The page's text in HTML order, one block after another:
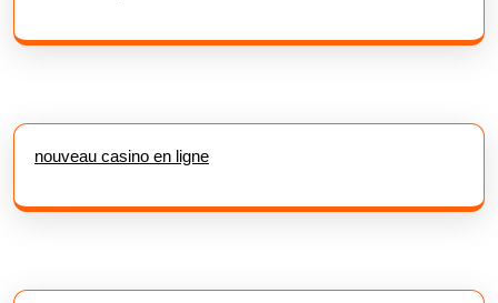
nouveau casino en ligne